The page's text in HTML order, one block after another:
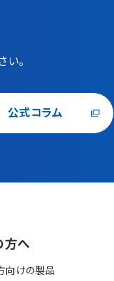
。
公式コラム
⽅へ
向けの製品